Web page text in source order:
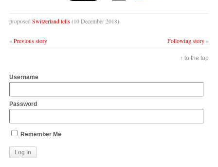
proposed Switzerland tells(10 December 2018)
«Previous story Following story»
↑ to the top
Username
Password
Remember Me